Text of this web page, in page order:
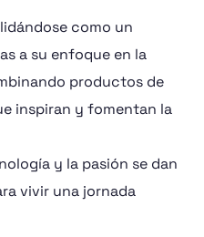
como un
a su enfoque en la
productos de
inspiran y fomentan la
y la pasión se dan
vivir una jornada